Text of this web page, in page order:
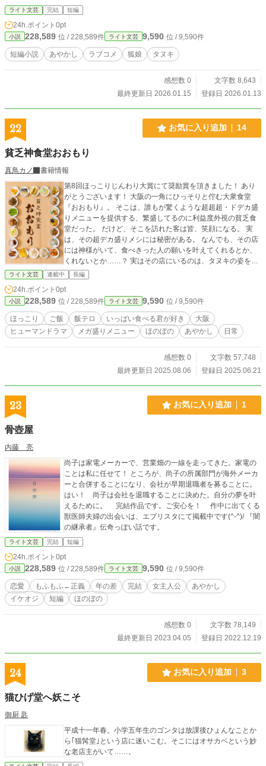
の因縁バトルが、まさかの下ネタ（健全）で決着するショートストーリー。
ライト文芸 完結 短編
24h.ポイント 0pt
小説 228,589 位 / 228,589件 ライト文芸 9,590 位 / 9,590件
短編小説 あやかし ラブコメ 狐娘 タヌキ
感想数 0
文字数 8,643
最終更新日 2026.01.15
登録日 2026.01.13
22 お気に入り追加 14
貧乏神食堂おおもり
真鳥カノ
書籍情報
第8回ほっこりじんわり大賞にて奨励賞を頂きました！ あり
がとうございます！ 大阪の一角にひっそりと佇む大衆食堂
『おおもり』。 そこは、誰もが驚くような超超超・ドデカ盛
りメニューを提供する、繁盛してるのに利益度外視の貧乏食
堂だった。 だけど、そこを訪れた客は皆、笑顔になる。 実
は、その超デカ盛りメシには秘密がある。 なんでも、その店
には神様がいて、食べきった人の願いを叶えてくれるとか、
くれないとか……？ 実はその店にいるのは、タヌキの姿をし
たお人好し料理長の神様！ ただの神様じゃあ、ないけれ
ど……？
ライト文芸 連載中 長編
24h.ポイント 0pt
小説 228,589 位 / 228,589件 ライト文芸 9,590 位 / 9,590件
ほっこり ご飯 飯テロ いっぱい食べる君が好き
大阪
ヒューマンドラマ
メガ盛りメニュー ほのぼの あやかし 日常
感想数 0
文字数 57,748
最終更新日 2025.08.06
登録日 2025.06.21
23 お気に入り追加 1
骨壺屋
内藤 亮
尚子は家電メーカーで、営業畑の一線を走ってきた。家電の
ことは私に任せて！ ところが、尚子の所属部門が海外メーカ
ーと合併することになり、会社が早期退職者を募ることに。
はい！ 尚子は会社を退職することに決めた。自分の夢を叶
えるために。 完結作品です。ご安心を！ 作中に出てくる
獣医師夫婦の出会いは、エブリスタにて掲載中です(^-^)/ 『闇
の継承者』伝奇っぽい話です。
ライト文芸 完結 短編
24h.ポイント 0pt
小説 228,589 位 / 228,589件 ライト文芸 9,590 位 / 9,590件
恋愛 もふもふ←正義 年の差 完結 女主人公
あやかし
イケオジ
短編 ほのぼの
感想数 0
文字数 78,149
最終更新日 2023.04.05
登録日 2022.12.19
24 お気に入り追加 3
猫ひげ堂へ妖こそ
御厨 匙
平成十一年春。小学五年生のゴンタは放課後ひょんなことか
ら｢猫髯堂｣という店に迷いこむ。そこにはオサカベという妙
な老店主がいて……。